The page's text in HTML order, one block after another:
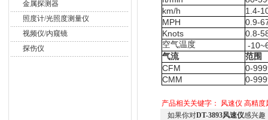
金属探测器
照度计/光照度测量仪
视频仪/内窥镜
探伤仪
km/h
1.4-
MPH
0.9-
Knots
0.8-
空气温度
-
气流
范围
CFM
0-
CMM
0-
产品相关关键字： 风速仪 高精度
如果你对DT-3893风速仪感兴趣